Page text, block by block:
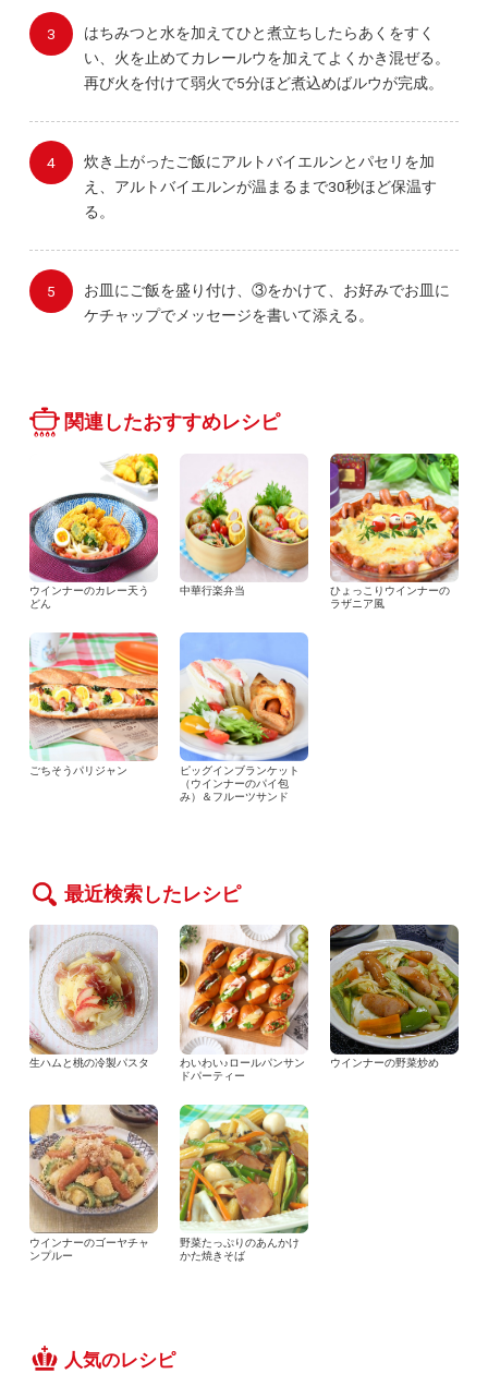
はちみつと水を加えてひと煮立ちしたらあくをすく
い、火を止めてカレールウを加えてよくかき混ぜる。
再び火を付けて弱火で5分ほど煮込めばルウが完成。
炊き上がったご飯にアルトバイエルンとパセリを加
え、アルトバイエルンが温まるまで30秒ほど保温す
る。
お皿にご飯を盛り付け、③をかけて、お好みでお皿に
ケチャップでメッセージを書いて添える。
関連したおすすめレシピ
ウインナーのカレー天う
どん
中華行楽弁当
ひょっこりウインナーの
ラザニア風
ごちそうパリジャン
ピッグインブランケット
（ウインナーのパイ包
み）＆フルーツサンド
最近検索したレシピ
生ハムと桃の冷製パスタ
わいわい♪ロールパンサン
ドパーティー
ウインナーの野菜炒め
ウインナーのゴーヤチャ
ンプルー
野菜たっぷりのあんかけ
かた焼きそば
人気のレシピ